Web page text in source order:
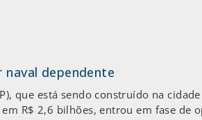
naval dependente
que está sendo construído na
R$ 2,6 bilhões, entrou em fase de